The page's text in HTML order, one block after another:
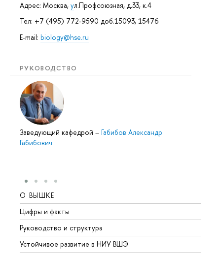
Адрес: Москва, ул.Профсоюзная, д.33, к.4
Тел: +7 (495) 772-9590 доб.15093, 15476
E-mail: biology@hse.ru
РУКОВОДСТВО
Заведующий кафедрой – Габибов Александр
Габибович
О ВЫШКЕ
Цифры и факты
Руководство и структура
Устойчивое развитие в НИУ ВШЭ